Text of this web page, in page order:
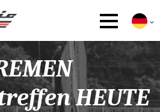
HEUTE